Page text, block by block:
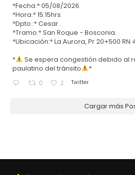
*Fecha:* 05/08/2026.
*Hora:* 15:15hrs.
*Dpto.:* Cesar.
*Tramo:* San Roque - Bosconia.
*Ubicación:* La Aurora, Pr 20+500 RN
*
Se espera congestión debido al
paulatino del tránsito
*
0 2 Twitter
Cargar más